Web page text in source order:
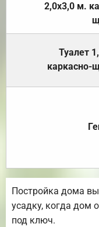
2,0х3,0 м.
Туалет
каркасно-
Постройка дома
усадку, когда дом
под ключ.